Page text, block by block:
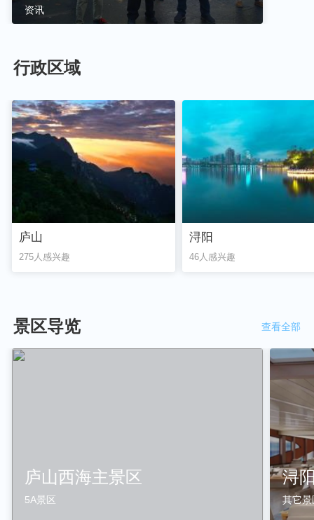
资讯
行政区域
庐山
275人感兴趣
浔阳
46人感兴趣
景区导览 查看全部
庐山西海主景区
5A景区
浔
其它景